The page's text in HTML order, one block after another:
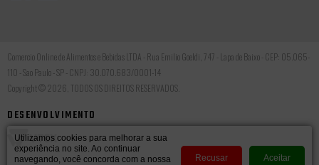
Comercio Online de Alimentos e Bebidas LTDA - Rua Emilio Goeldi, 747 - Lapa de Baixo - CEP: 05.065-
110 - Sao Paulo - SP - CNPJ: 30.070.683/0001-14
Copyright © 2026, TODOS OS DIREITOS RESERVADOS.
DESENVOLVIMENTO
Utilizamos cookies para melhorar a sua
experiência no site. Ao continuar
navegando, você concorda com a nossa
Recusar Aceitar